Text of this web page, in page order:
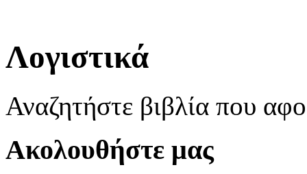
Λογιστικά
Αναζητήστε βιβλία που
Ακολουθήστε μας